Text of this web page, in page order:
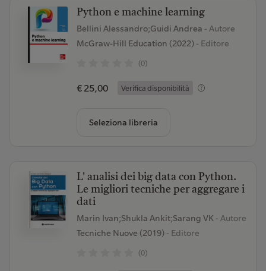
Python e machine learning
Bellini Alessandro;Guidi Andrea - Autore
McGraw-Hill Education (2022)- Editore
(0)
€ 25,00 Verifica disponibilità
Seleziona libreria
L' analisi dei big data con Python.
Le migliori tecniche per aggregare i
dati
Marin Ivan;Shukla Ankit;Sarang VK - Autore
Tecniche Nuove (2019)- Editore
(0)